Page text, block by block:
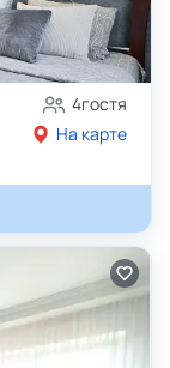
4гостя
На карте